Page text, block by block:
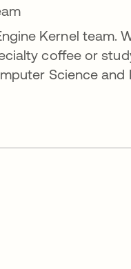
Kernel team.
coffee or
Science and